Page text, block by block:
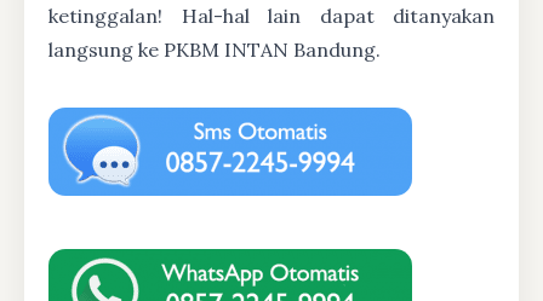
ketinggalan! Hal-hal lain dapat ditanyakan
langsung ke PKBM INTAN Bandung.